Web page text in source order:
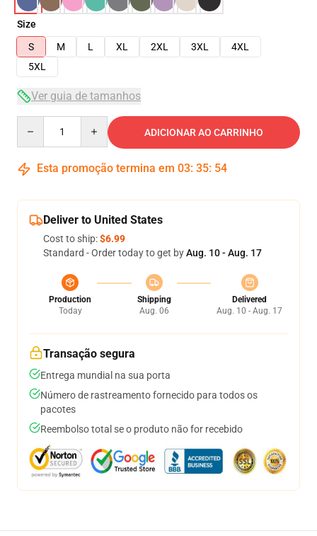
Size
S
M L XL 2XL 3XL
4XL
5XL
Ver guia de tamanhos
ADICIONAR AO CARRINHO
Esta promoção termina em 03: 35: 54
Deliver to United States
Cost to ship:$6.99
Standard - Order today to get byAug. 10 - Aug. 17
Production
Today
Shipping
Aug. 06
Delivered
Aug. 10 - Aug. 17
Transação segura
Entrega mundial na sua porta
Número de rastreamento fornecido para todos os
pacotes
Reembolso total se o produto não for recebido